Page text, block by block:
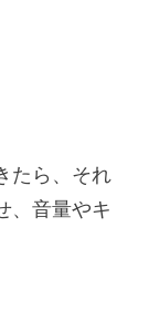
たら、それ
、音量やキ